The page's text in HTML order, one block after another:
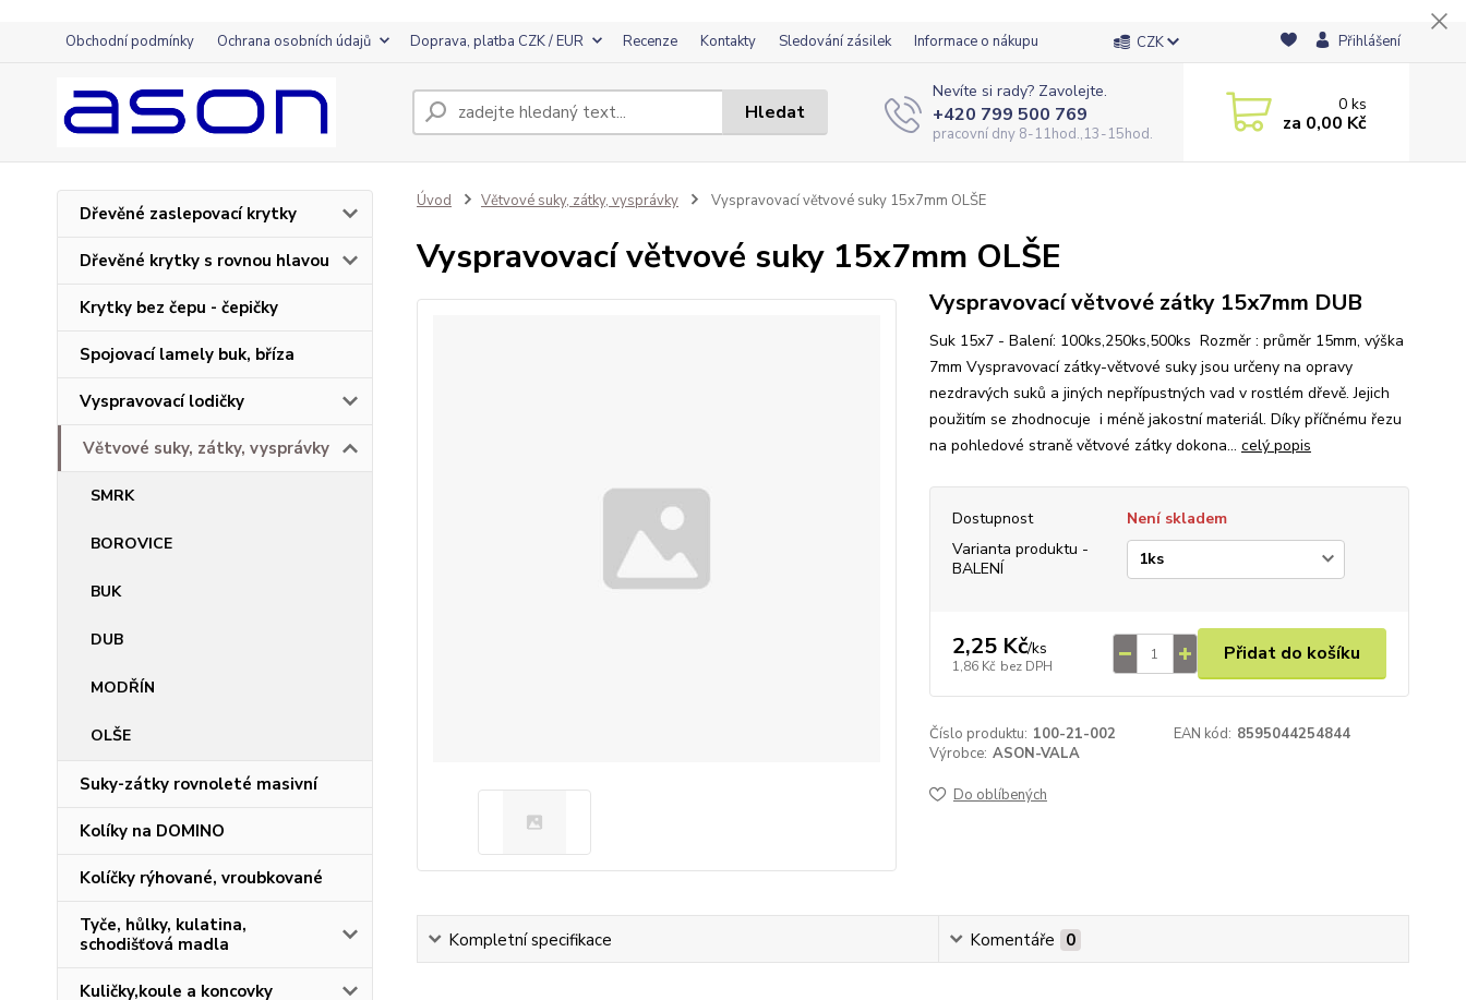
Obchodní podmínky Ochrana osobních údajů Doprava, platba CZK / EUR Recenze Kontakty Sledování zásilek Informace o nákupu CZK Přihlášení
Hledat
Nevíte si rady? Zavolejte.
+420 799 500 769
pracovní dny 8-11hod.,13-15hod.
0ks
za 0,00 Kč
Dřevěné zaslepovací krytky
Dřevěné krytky s rovnou hlavou
Krytky bez čepu - čepičky
Spojovací lamely buk, bříza
Vyspravovací lodičky
Větvové suky, zátky, vysprávky
SMRK
BOROVICE
BUK
DUB
MODŘÍN
OLŠE
Suky-zátky rovnoleté masivní
Kolíky na DOMINO
Kolíčky rýhované, vroubkované
Tyče, hůlky, kulatina,
schodišťová madla
Kuličky,koule a koncovky
Úvod Větvové suky, zátky, vysprávky Vyspravovací větvové suky 15x7mm OLŠE
Vyspravovací větvové suky 15x7mm OLŠE
Vyspravovací větvové zátky 15x7mm DUB
Suk 15x7 - Balení: 100ks,250ks,500ks Rozměr : průměr 15mm, výška
7mm Vyspravovací zátky-větvové suky jsou určeny na opravy
nezdravých suků a jiných nepřípustných vad v rostlém dřevě. Jejich
použitím se zhodnocuje i méně jakostní materiál. Díky příčnému řezu
na pohledové straně větvové zátky dokona... celý popis
Dostupnost
Není skladem
Varianta produktu -
BALENÍ
2,25 Kč/ks
1,86 Kč bez DPH
Přidat do košíku
Číslo produktu: 100-21-002 EAN kód: 8595044254844
Výrobce: ASON-VALA
Do oblíbených
Kompletní specifikace Komentáře 0